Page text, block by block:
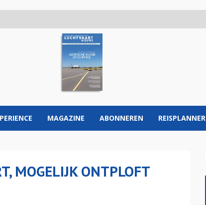
MAGAZINE ABONNEREN REISPLANNER
MOGELIJK ONTPLOFT